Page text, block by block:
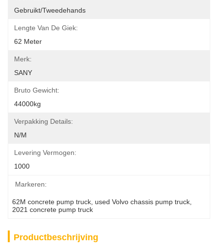
Gebruikt/tweedehands
Lengte Van De Giek:
62 Meter
Merk:
SANY
Bruto Gewicht:
44000kg
Verpakking Details:
N/m
Levering Vermogen:
1000
Markeren:
62M concrete pump truck used Volvo chassis pump truck
2021 concrete pump truck
Productbeschrijving